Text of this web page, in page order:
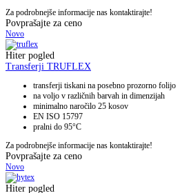
Za podrobnejše informacije nas kontaktirajte!
Povprašajte za ceno
Novo
Hiter pogled
Transferji TRUFLEX
transferji tiskani na posebno prozorno folijo
na voljo v različnih barvah in dimenzijah
minimalno naročilo 25 kosov
EN ISO 15797
pralni do 95°C
Za podrobnejše informacije nas kontaktirajte!
Povprašajte za ceno
Novo
Hiter pogled